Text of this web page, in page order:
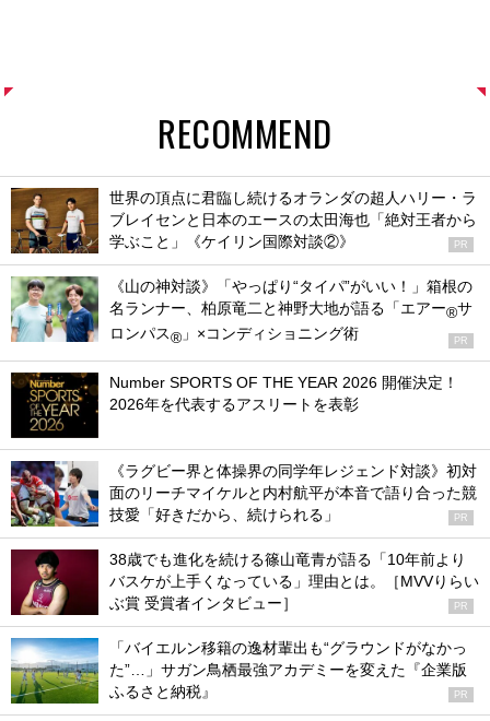
RECOMMEND
世界の頂点に君臨し続けるオランダの超人ハリー・ラ
ブレイセンと日本のエースの太田海也「絶対王者から
学ぶこと」《ケイリン国際対談②》
PR
《山の神対談》「やっぱり“タイパ”がいい！」箱根の
名ランナー、柏原竜二と神野大地が語る「エアー®サ
ロンパス® 」×コンディショニング術 PR
Number SPORTS OF THE YEAR 2026 開催決定！
2026年を代表するアスリートを表彰
《ラグビー界と体操界の同学年レジェンド対談》初対
面のリーチマイケルと内村航平が本音で語り合った競
技愛「好きだから、続けられる」
PR
38歳でも進化を続ける篠山竜青が語る「10年前より
バスケが上手くなっている」理由とは。［MVVりらい
ぶ賞 受賞者インタビュー］
PR
「バイエルン移籍の逸材輩出も“グラウンドがなかっ
た”…」サガン鳥栖最強アカデミーを変えた『企業版
ふるさと納税』
PR